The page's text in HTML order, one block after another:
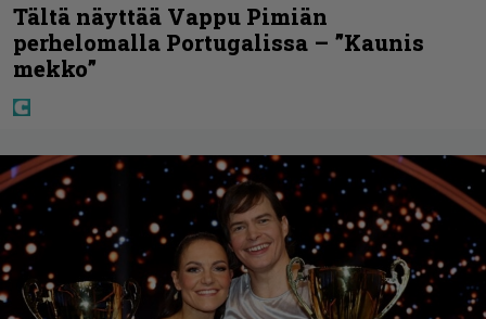
Tältä näyttää Vappu Pimiän
perhelomalla Portugalissa – ”Kaunis
mekko”